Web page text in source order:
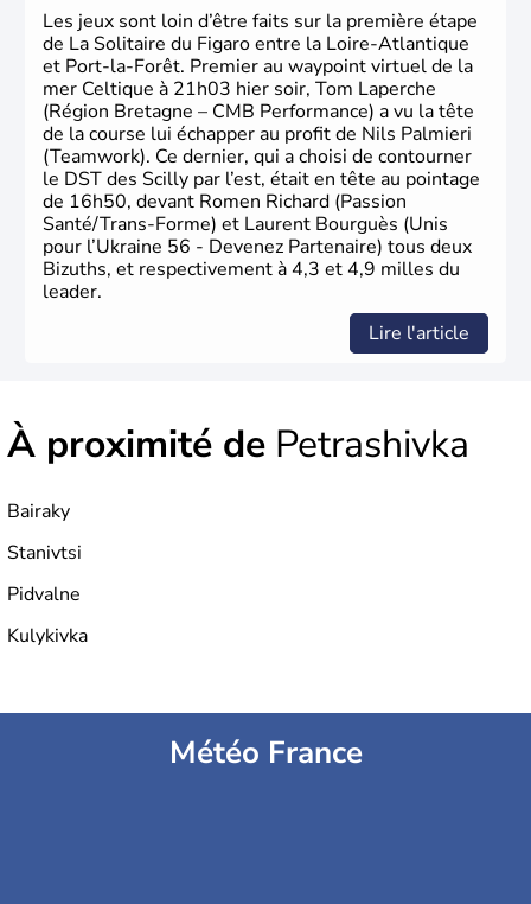
Les jeux sont loin d’être faits sur la première étape
de La Solitaire du Figaro entre la Loire-Atlantique
et Port-la-Forêt. Premier au waypoint virtuel de la
mer Celtique à 21h03 hier soir, Tom Laperche
(Région Bretagne – CMB Performance) a vu la tête
de la course lui échapper au profit de Nils Palmieri
(Teamwork). Ce dernier, qui a choisi de contourner
le DST des Scilly par l’est, était en tête au pointage
de 16h50, devant Romen Richard (Passion
Santé/Trans-Forme) et Laurent Bourguès (Unis
pour l’Ukraine 56 - Devenez Partenaire) tous deux
Bizuths, et respectivement à 4,3 et 4,9 milles du
leader.
Lire l'article
À proximité de Petrashivka
Bairaky
Stanivtsi
Pidvalne
Kulykivka
Météo France